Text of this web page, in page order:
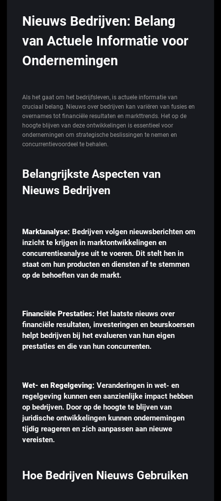
Nieuws Bedrijven: Belang
van Actuele Informatie voor
Ondernemingen
Als het gaat om het bedrijfsleven, is actuele informatie van
cruciaal belang. Nieuws over bedrijven kan variëren van fusies en
overnames tot financiële resultaten en markttrends. Het op de
hoogte blijven van deze ontwikkelingen is essentieel voor
ondernemingen om strategische beslissingen te nemen en
concurrentievoordeel te behalen.
Belangrijkste Aspecten van
Nieuws Bedrijven
Marktanalyse: Bedrijven volgen nieuwsberichten om
inzicht te krijgen in marktontwikkelingen en
concurrentieanalyse uit te voeren. Dit stelt hen in
staat om hun producten en diensten af te stemmen
op de behoeften van de markt.
Financiële Prestaties: Het laatste nieuws over
financiële resultaten, investeringen en beurskoersen
helpt bedrijven bij het evalueren van hun eigen
prestaties en die van hun concurrenten.
Wet- en Regelgeving: Veranderingen in wet- en
regelgeving kunnen een aanzienlijke impact hebben
op bedrijven. Door op de hoogte te blijven van
juridische ontwikkelingen kunnen ondernemingen
tijdig reageren en zich aanpassen aan nieuwe
vereisten.
Hoe Bedrijven Nieuws Gebruiken